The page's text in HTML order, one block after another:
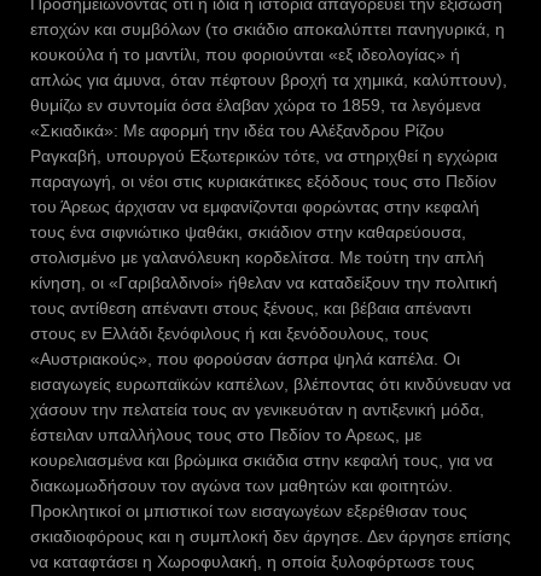
εποχών και συμβόλων (το σκιάδιο αποκαλύπτει πανηγυρικά, η
κουκούλα ή το μαντίλι, που φοριούνται «εξ ιδεολογίας» ή
απλώς για άμυνα, όταν πέφτουν βροχή τα χημικά, καλύπτουν),
θυμίζω εν συντομία όσα έλαβαν χώρα το 1859, τα λεγόμενα
«Σκιαδικά»: Με αφορμή την ιδέα του Αλέξανδρου Ρίζου
Ραγκαβή, υπουργού Εξωτερικών τότε, να στηριχθεί η εγχώρια
παραγωγή, οι νέοι στις κυριακάτικες εξόδους τους στο Πεδίον
του Άρεως άρχισαν να εμφανίζονται φορώντας στην κεφαλή
τους ένα σιφνιώτικο ψαθάκι, σκιάδιον στην καθαρεύουσα,
στολισμένο με γαλανόλευκη κορδελίτσα. Με τούτη την απλή
κίνηση, οι «Γαριβαλδινοί» ήθελαν να καταδείξουν την πολιτική
τους αντίθεση απέναντι στους ξένους, και βέβαια απέναντι
στους εν Ελλάδι ξενόφιλους ή και ξενόδουλους, τους
«Αυστριακούς», που φορούσαν άσπρα ψηλά καπέλα. Οι
εισαγωγείς ευρωπαϊκών καπέλων, βλέποντας ότι κινδύνευαν να
χάσουν την πελατεία τους αν γενικευόταν η αντιξενική μόδα,
έστειλαν υπαλλήλους τους στο Πεδίον το Αρεως, με
κουρελιασμένα και βρώμικα σκιάδια στην κεφαλή τους, για να
διακωμωδήσουν τον αγώνα των μαθητών και φοιτητών.
Προκλητικοί οι μπιστικοί των εισαγωγέων εξερέθισαν τους
σκιαδιοφόρους και η συμπλοκή δεν άργησε. Δεν άργησε επίσης
να καταφτάσει η Χωροφυλακή, η οποία ξυλοφόρτωσε τους